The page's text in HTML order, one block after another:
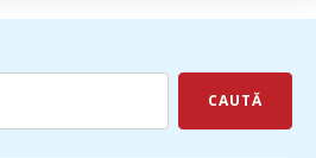
CAUTĂ